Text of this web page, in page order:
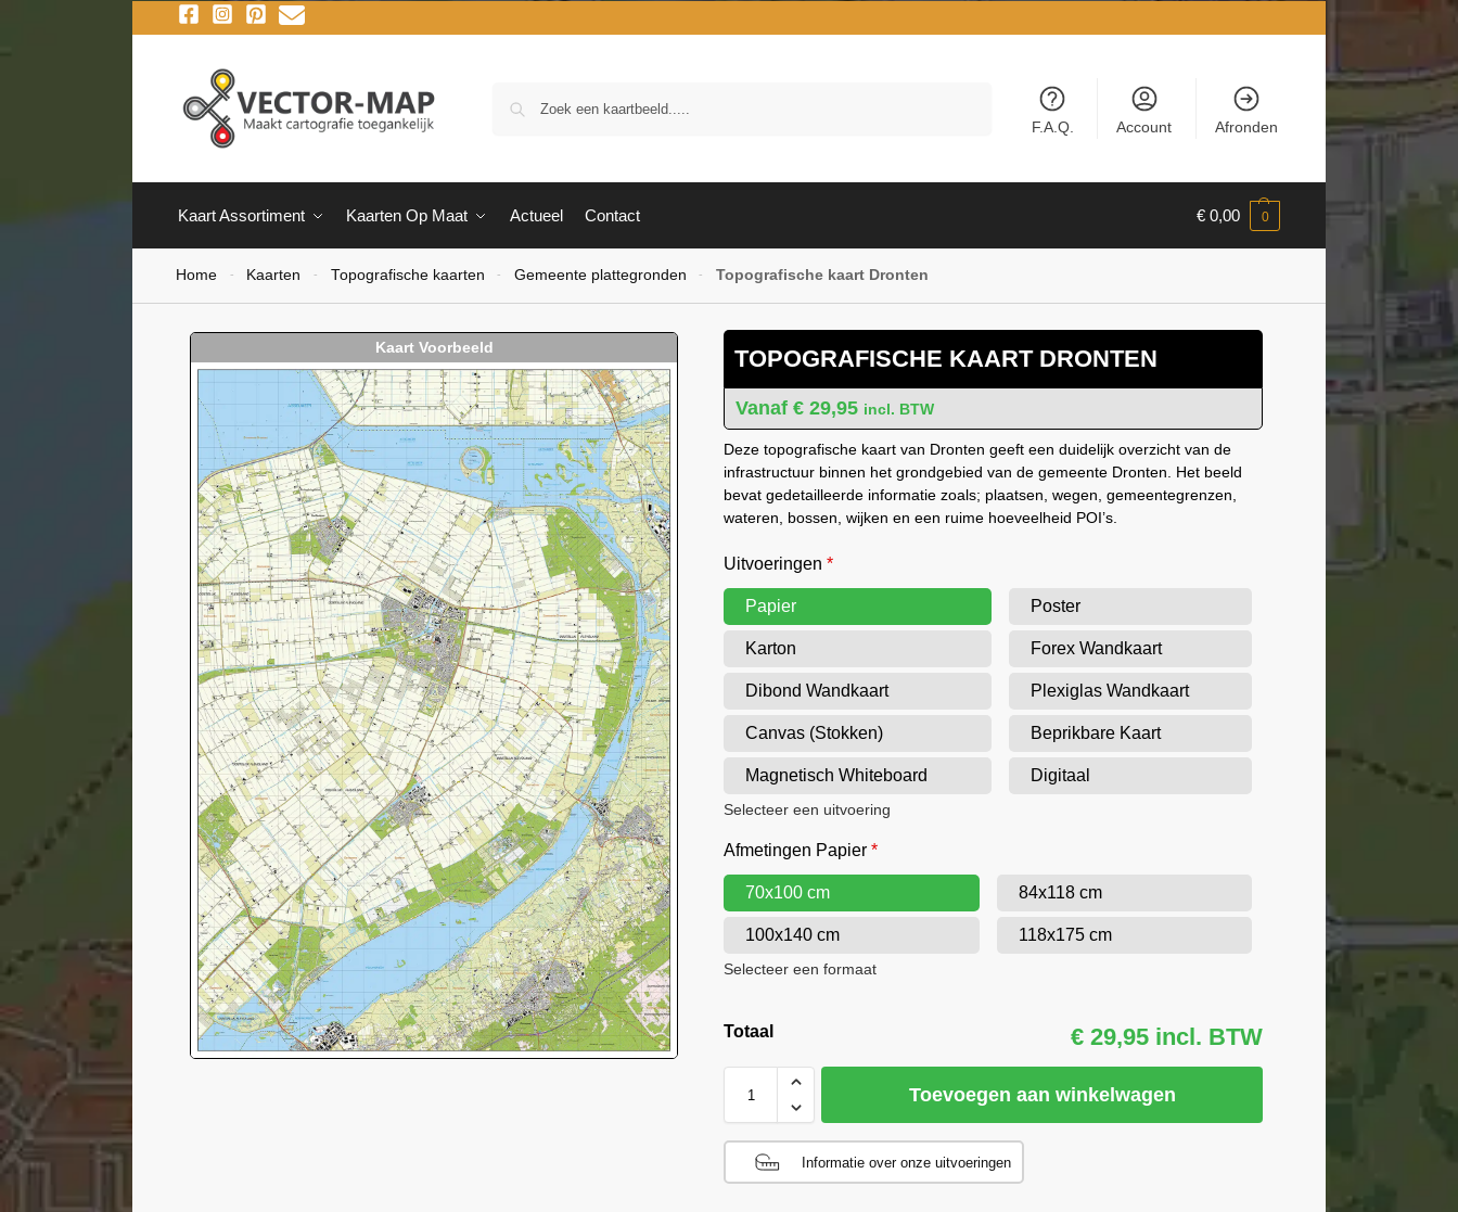
F.A.Q. Account Afronden
Kaart Assortiment Kaarten Op Maat Actueel Contact € 0,00 0
Home - Kaarten - Topografische kaarten - Gemeente plattegronden - Topografische kaart Dronten
TOPOGRAFISCHE KAART DRONTEN
€ 29,95 incl. BTW
Deze topografische kaart van Dronten geeft een duidelijk overzicht van de
infrastructuur binnen het grondgebied van de gemeente Dronten. Het beeld
bevat gedetailleerde informatie zoals; plaatsen, wegen, gemeentegrenzen,
wateren, bossen, wijken en een ruime hoeveelheid POI’s.
Uitvoeringen *
Papier Poster
Karton Forex Wandkaart
Dibond Wandkaart Plexiglas Wandkaart
Canvas (Stokken) Beprikbare Kaart
Magnetisch Whiteboard Digitaal
Selecteer een uitvoering
Afmetingen Papier *
70x100 cm 84x118 cm
100x140 cm 118x175 cm
Selecteer een formaat
Totaal € 29,95 incl. BTW
Toevoegen aan winkelwagen
Informatie over onze uitvoeringen